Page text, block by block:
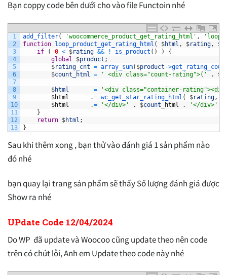
Bạn coppy code bên dưới cho vào file Functoin nhé
1
2
3
4
5
6
7
8
9
10
11
12
13
add_filter( 'woocommerce_product_get_rating_html' ,
function loop_product_get_rating_html ( $html , $rating , $
if
( 0 < $rating && ! is_product ( ) )
{
global
$product ;
$rating_cnt = array_sum( $product ->
$count_html = ' <div class="count-rating">(' . $
$html =
'<div class="container-
$html .= wc_get_star_rating_html ( $rating ,
$html .= '</div>' . $count html . '</div>'
}
return $html ;
}
Sau khi thêm xong , bạn thử vào đánh giá 1 sản phẩm nào
đó nhé
bạn quay lại trang sản phẩm sẽ thấy Số lượng đánh giá được
Show ra nhé
UPdate Code 12/04/2024
Do WP đã update và Woocoo cũng update theo nên code
trên có chút lỗi, Anh em Update theo code này nhé